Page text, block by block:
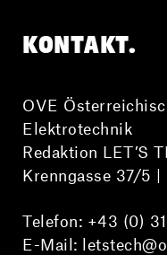
KONTAKT.
OVE
Elektrotechnik
Redaktion LET’S
Krenngasse 37/5 |
Telefon: +43 (0)
E-Mail: